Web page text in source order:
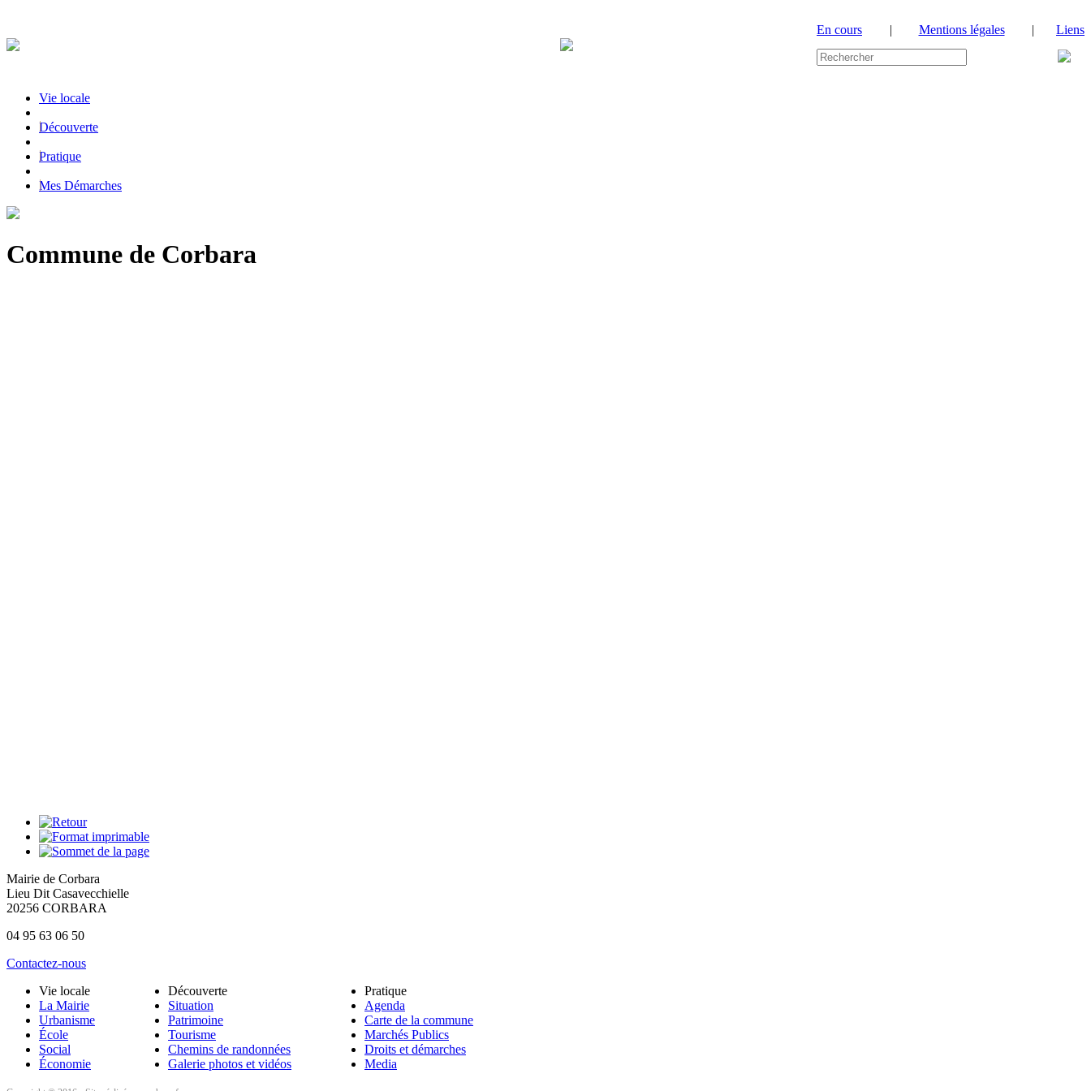
En cours | Mentions légales | Liens
Vie locale
|Découverte
|Pratique
|Mes Démarches
Commune de Corbara
Mairie de Corbara
Lieu Dit Casavecchielle
20256 CORBARA
04 95 63 06 50
Contactez-nous
Vie locale
La Mairie
Urbanisme
École
Social
Économie
Découverte
Situation
Patrimoine
Tourisme
Chemins de randonnées
Galerie photos et vidéos
Pratique
Agenda
Carte de la commune
Marchés Publics
Droits et démarches
Media